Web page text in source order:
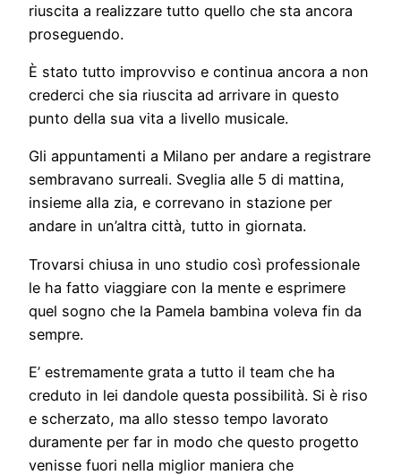
riuscita a realizzare tutto quello che sta ancora
proseguendo.
È stato tutto improvviso e continua ancora a non
crederci che sia riuscita ad arrivare in questo
punto della sua vita a livello musicale.
Gli appuntamenti a Milano per andare a registrare
sembravano surreali. Sveglia alle 5 di mattina,
insieme alla zia, e correvano in stazione per
andare in un’altra città, tutto in giornata.
Trovarsi chiusa in uno studio così professionale
le ha fatto viaggiare con la mente e esprimere
quel sogno che la Pamela bambina voleva fin da
sempre.
E’ estremamente grata a tutto il team che ha
creduto in lei dandole questa possibilità. Si è riso
e scherzato, ma allo stesso tempo lavorato
duramente per far in modo che questo progetto
venisse fuori nella miglior maniera che